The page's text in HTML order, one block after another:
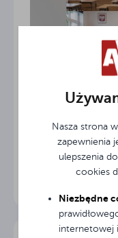
Nasza strona
zapewnienia
ulepszenia
cookies
Niezbędne
internetowej
18.05.2026
Nowoczesne
lekcyjnych:
zmienia
Przez ostatnie
zadomowiły się
nauczyciele